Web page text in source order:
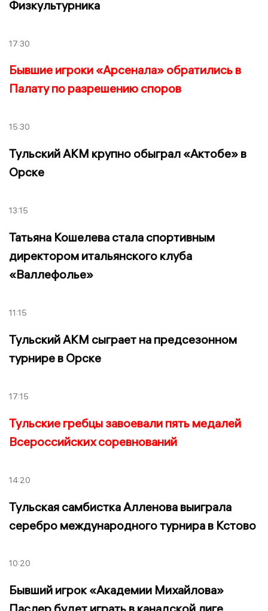
Физкультурника
17:30
Бывшие игроки «Арсенала» обратились в
Палату по разрешению споров
15:30
Тульский АКМ крупно обыграл «Актобе» в
Орске
13:15
Татьяна Кошелева стала спортивным
директором итальянского клуба
«Валлефолье»
11:15
Тульский АКМ сыграет на предсезонном
турнире в Орске
17:15
Тульские гребцы завоевали пять медалей
Всероссийских соревнований
14:20
Тульская самбистка Алленова выиграла
серебро международного турнира в Кстово
10:20
Бывший игрок «Академии Михайлова»